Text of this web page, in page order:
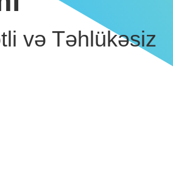
və Təhlükəsiz